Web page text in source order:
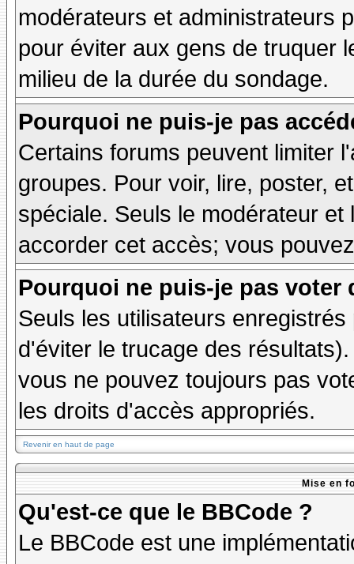
modérateurs et administrateurs
pour éviter aux gens de truquer
milieu de la durée du sondage.
Pourquoi ne puis-je pas
Certains forums peuvent limiter
groupes. Pour voir, lire, poster,
spéciale. Seuls le modérateur
accorder cet accès; vous
Pourquoi ne puis-je pas voter
Seuls les utilisateurs
d'éviter le trucage des
vous ne pouvez toujours pas
les droits d'accès appropriés.
Revenir en haut de page
Mise en
Qu'est-ce que le BBCode ?
Le BBCode est une